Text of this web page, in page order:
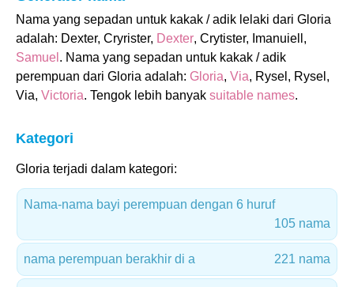
Nama yang sepadan untuk kakak / adik lelaki dari Gloria
adalah: Dexter, Cryrister, Dexter, Crytister, Imanuiell,
Samuel . Nama yang sepadan untuk kakak / adik
perempuan dari Gloria adalah: Gloria, Via, Rysel, Rysel,
Via, Victoria. Tengok lebih banyak suitable names.
Kategori
Gloria terjadi dalam kategori:
Nama-nama bayi perempuan dengan 6 huruf
105 nama
nama perempuan berakhir di a 221 nama